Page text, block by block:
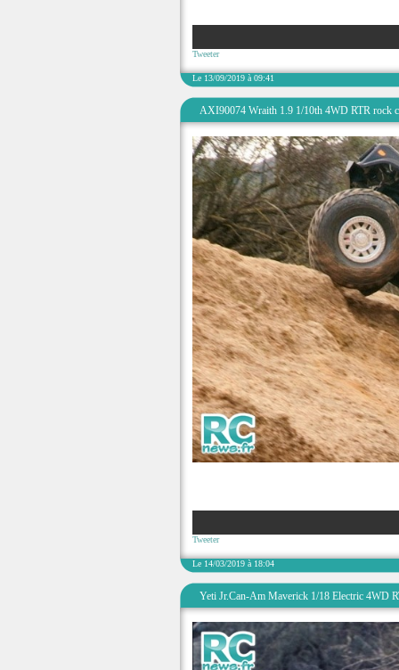
Tweeter
Le 13/09/2019 à 09:41
AXI90074 Wraith 1.9 1/10th 4WD RTR rock
Tweeter
Le 14/03/2019 à 18:04
Yeti Jr.Can-Am Maverick 1/18 Electric 4WD